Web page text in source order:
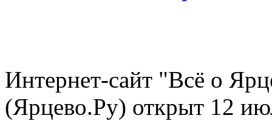
Интернет-сайт "Всё о
(Ярцево.Ру) открыт 12